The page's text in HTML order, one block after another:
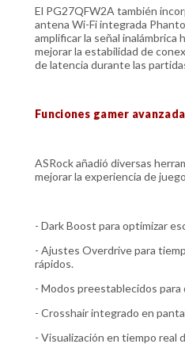
El PG27QFW2A también
antena Wi-Fi integrada
amplificar la señal inalámbrica
mejorar la estabilidad de
de latencia durante las
Funciones gamer
ASRock añadió diversas
mejorar la experiencia de
- Dark Boost para optimizar
- Ajustes Overdrive para
rápidos.
- Modos preestablecidos
- Crosshair integrado en
- Visualización en tiempo real